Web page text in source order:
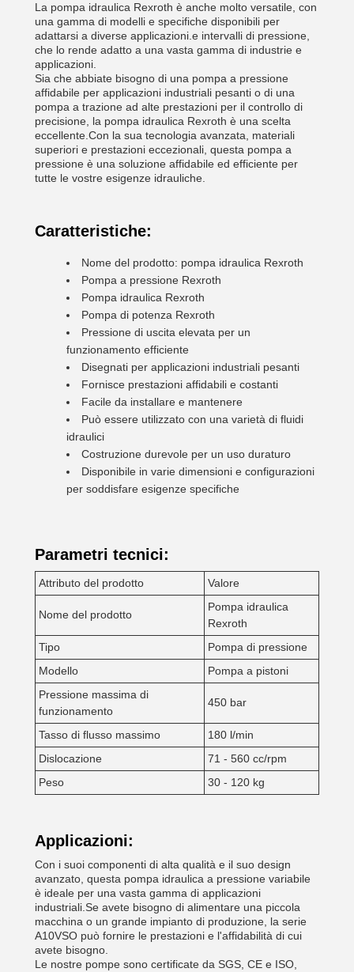
La pompa idraulica Rexroth è anche molto versatile, con
una gamma di modelli e specifiche disponibili per
adattarsi a diverse applicazioni.e intervalli di pressione,
che lo rende adatto a una vasta gamma di industrie e
applicazioni.
Sia che abbiate bisogno di una pompa a pressione
affidabile per applicazioni industriali pesanti o di una
pompa a trazione ad alte prestazioni per il controllo di
precisione, la pompa idraulica Rexroth è una scelta
eccellente.Con la sua tecnologia avanzata, materiali
superiori e prestazioni eccezionali, questa pompa a
pressione è una soluzione affidabile ed efficiente per
tutte le vostre esigenze idrauliche.
Caratteristiche:
Nome del prodotto: pompa idraulica Rexroth
Pompa a pressione Rexroth
Pompa idraulica Rexroth
Pompa di potenza Rexroth
Pressione di uscita elevata per un
funzionamento efficiente
Disegnati per applicazioni industriali pesanti
Fornisce prestazioni affidabili e costanti
Facile da installare e mantenere
Può essere utilizzato con una varietà di fluidi
idraulici
Costruzione durevole per un uso duraturo
Disponibile in varie dimensioni e configurazioni
per soddisfare esigenze specifiche
Parametri tecnici:
Attributo del prodotto Valore
Nome del prodotto
Pompa idraulica
Rexroth
Tipo
Pompa di pressione
Modello
Pompa a pistoni
Pressione massima di
funzionamento
450 bar
Tasso di flusso massimo
180 l/min
Dislocazione
71 - 560 cc/rpm
Peso
30 - 120 kg
Applicazioni:
Con i suoi componenti di alta qualità e il suo design
avanzato, questa pompa idraulica a pressione variabile
è ideale per una vasta gamma di applicazioni
industriali.Se avete bisogno di alimentare una piccola
macchina o un grande impianto di produzione, la serie
A10VSO può fornire le prestazioni e l'affidabilità di cui
avete bisogno.
Le nostre pompe sono certificate da SGS, CE e ISO,